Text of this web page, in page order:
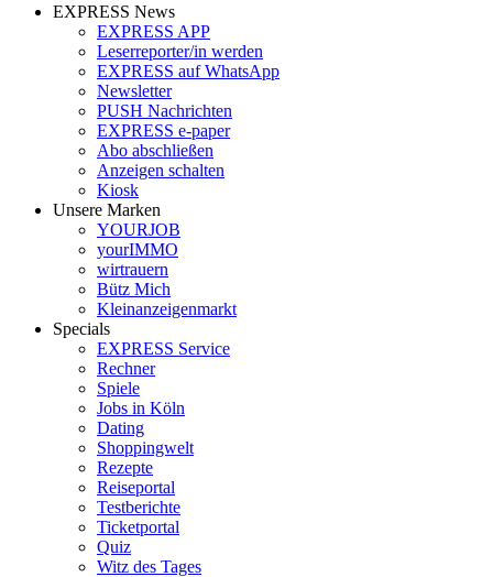
EXPRESS News
EXPRESS APP
Leserreporter/in werden
EXPRESS auf WhatsApp
Newsletter
PUSH Nachrichten
EXPRESS e-paper
Abo abschließen
Anzeigen schalten
Kiosk
Unsere Marken
YOURJOB
yourIMMO
wirtrauern
Bütz Mich
Kleinanzeigenmarkt
Specials
EXPRESS Service
Rechner
Spiele
Jobs in Köln
Dating
Shoppingwelt
Rezepte
Reiseportal
Testberichte
Ticketportal
Quiz
Witz des Tages